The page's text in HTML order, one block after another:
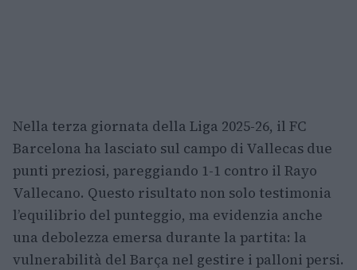
Nella terza giornata della Liga 2025-26, il FC
Barcelona ha lasciato sul campo di Vallecas due
punti preziosi, pareggiando 1-1 contro il Rayo
Vallecano. Questo risultato non solo testimonia
l’equilibrio del punteggio, ma evidenzia anche
una debolezza emersa durante la partita: la
vulnerabilità del Barça nel gestire i palloni persi.